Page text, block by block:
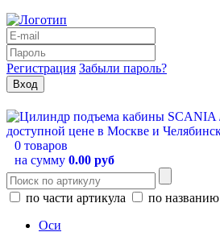
Регистрация Забыли пароль?
0 товаров
на сумму 0.00 руб
по части артикула
по названию
Оси